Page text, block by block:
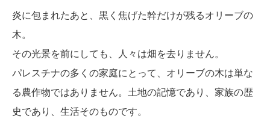
炎に包まれたあと、黒く焦げた幹だけが残るオリーブの
木。
その光景を前にしても、人々は畑を去りません。
パレスチナの多くの家庭にとって、オリーブの木は単な
る農作物ではありません。土地の記憶であり、家族の歴
史であり、生活そのものです。